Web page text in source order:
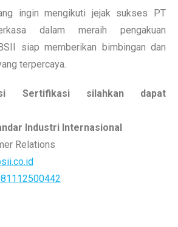
ingin mengikuti jejak sukses PT
dalam meraih pengakuan
siap memberikan bimbingan dan
terpercaya.
Sertifikasi silahkan dapat
Industri Internasional
Relations